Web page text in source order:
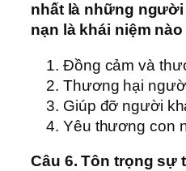
nhất là những
nạn là khái niệm
Đồng cảm và
Thương hại
Giúp đỡ người
Yêu thương con
Câu 6. Tôn trọng sự